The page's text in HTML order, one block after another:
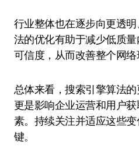
行业整体也在逐步向更透
法的优化有助于减少低质
可信度，从而改善整个网络
总体来看，搜索引擎算法
更是影响企业运营和用户
素。持续关注并适应这些
键。